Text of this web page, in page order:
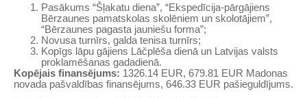
Pasākums “Šļakatu diena”, “Ekspedīcija-pārgājiens
Bērzaunes pamatskolas skolēniem un skolotājiem”,
“Bērzaunes pagasta jauniešu forma”;
Novusa turnīrs, galda tenisa turnīrs;
Kopīgs lāpu gājiens Lāčplēša dienā un Latvijas valsts
proklamēšanas gadadienā.
Kopējais finansējums: 1326.14 EUR, 679.81 EUR Madonas
novada pašvaldības finansējums, 646.33 EUR pašieguldījums.